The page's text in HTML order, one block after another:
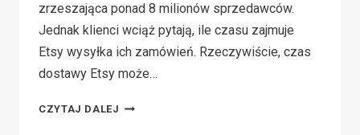
zrzeszająca ponad 8 milionów sprzedawców.
Jednak klienci wciąż pytają, ile czasu zajmuje
Etsy wysyłka ich zamówień. Rzeczywiście, czas
dostawy Etsy może…
CZYTAJ DALEJ HOW